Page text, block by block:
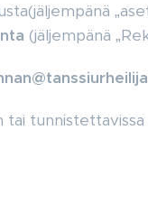
(jäljempänä
tunnistettavissa